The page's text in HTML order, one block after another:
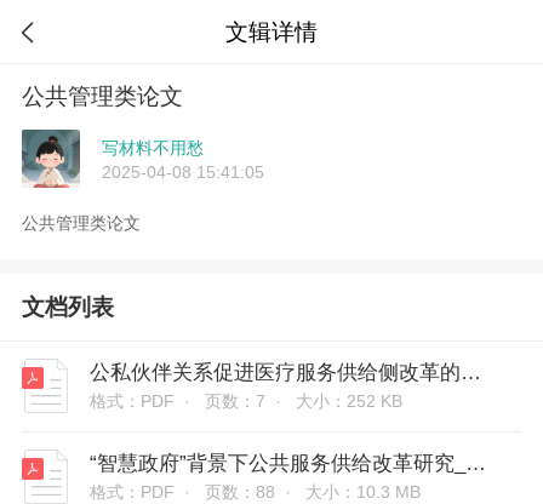
 文辑详情
公共管理类论文
写材料不用愁
2025-04-08 15:41:05
公共管理类论文
文档列表
公私伙伴关系促进医疗服务供给侧改革的国际经验及其启示_刘丽杭
格式：PDF · 页数：7 · 大小：252 KB
“智慧政府”背景下公共服务供给改革研究_李国祥
格式：PDF · 页数：88 · 大小：10.3 MB